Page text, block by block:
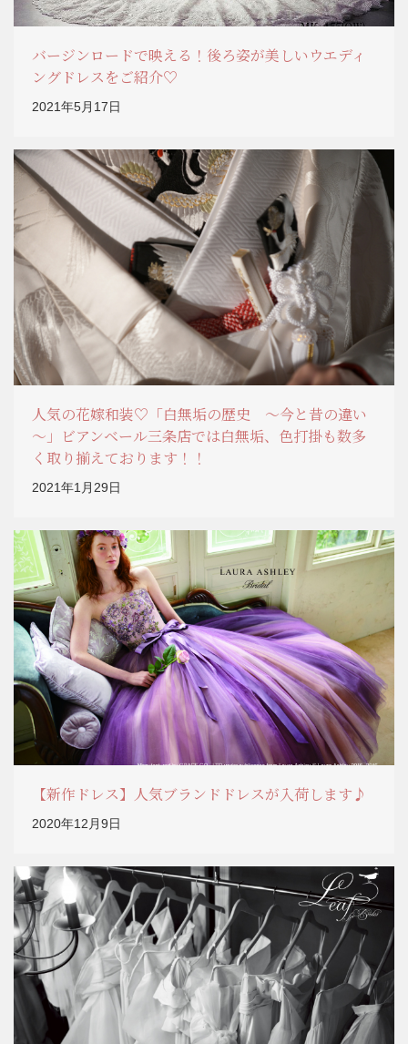
バージンロードで映える！後ろ姿が美しいウエディ
ングドレスをご紹介♡
2021年5月17日
人気の花嫁和装♡「白無垢の歴史 ～今と昔の違い
～」ビアンベール三条店では白無垢、色打掛も数多
く取り揃えております！！
2021年1月29日
【新作ドレス】人気ブランドドレスが入荷します♪
2020年12月9日